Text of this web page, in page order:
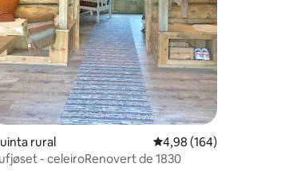
de 4,93 em 5 estrelas, 159avaliações
rural Classificação média
4,98 (164)
- celeiroRenovert de 1830